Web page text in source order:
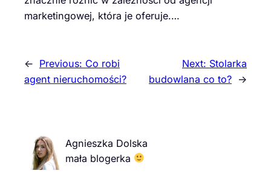
marketingowej, która je oferuje.…
← Previous: Co robi
agent nieruchomości?
Next: Stolarka
budowlana co to? →
Agnieszka Dolska
mała blogerka